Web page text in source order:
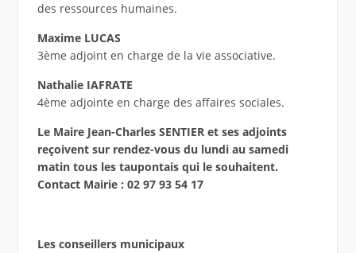
des ressources humaines.
Maxime LUCAS
3ème adjoint en charge de la vie associative.
Nathalie IAFRATE
4ème adjointe en charge des affaires sociales.
Le Maire Jean-Charles SENTIER et ses adjoints
reçoivent sur rendez-vous du lundi au samedi
matin tous les taupontais qui le souhaitent.
Contact Mairie : 02 97 93 54 17
Les conseillers municipaux